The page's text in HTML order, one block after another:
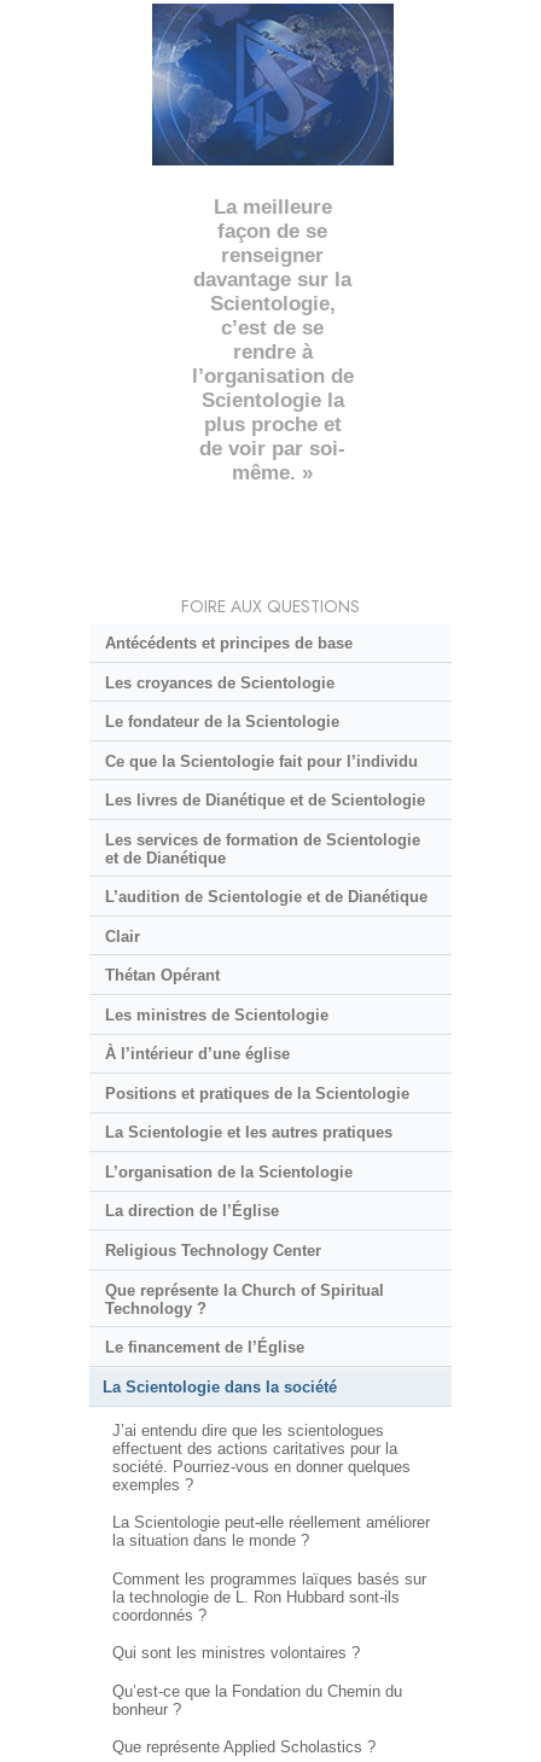
La meilleure
façon de se
renseigner
davantage sur la
Scientologie,
c’est de se
rendre à
l’organisation de
Scientologie la
plus proche et
de voir par soi-
même. »
FOIRE AUX QUESTIONS
Antécédents et principes de base
Les croyances de Scientologie
Le fondateur de la Scientologie
Ce que la Scientologie fait pour l’individu
Les livres de Dianétique et de Scientologie
Les services de formation de Scientologie
et de Dianétique
L’audition de Scientologie et de Dianétique
Clair
Thétan Opérant
Les ministres de Scientologie
À l’intérieur d’une église
Positions et pratiques de la Scientologie
La Scientologie et les autres pratiques
L’organisation de la Scientologie
La direction de l’Église
Religious Technology Center
Que représente la Church of Spiritual
Technology ?
Le financement de l’Église
La Scientologie dans la société
J’ai entendu dire que les scientologues
effectuent des actions caritatives pour la
société. Pourriez-vous en donner quelques
exemples ?
La Scientologie peut-elle réellement améliorer
la situation dans le monde ?
Comment les programmes laïques basés sur
la technologie de L. Ron Hubbard sont-ils
coordonnés ?
Qui sont les ministres volontaires ?
Qu’est-ce que la Fondation du Chemin du
bonheur ?
Que représente Applied Scholastics ?